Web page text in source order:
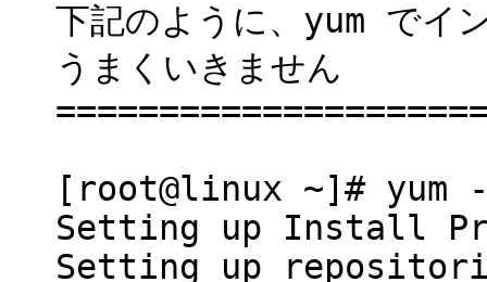
下記のように、yum でイ
うまくいきません
[root@linux ~]#
Setting up Install
Setting up